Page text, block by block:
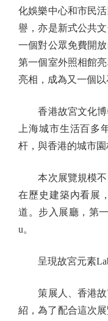
化娛樂中心和市民
譽，亦是新式公共
一個對公眾免費開
第一個室外照相館
亮相，成為又一個以
香港故宮文化博
上海城市生活百多
杆，與香港的城市園
本次展覽規模不
在歷史建築內看展
道。步入展廳，第
u。
呈現故宮元素
策展人、香港故
紹，為了配合這次